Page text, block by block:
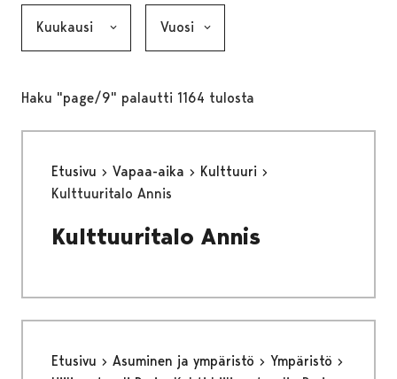
Haku "page/9" palautti 1164 tulosta
Etusivu Vapaa-aika
Kulttuuri
Kulttuuritalo Annis
Kulttuuritalo Annis
Etusivu Asuminen ja ympäristö
Ympäristö